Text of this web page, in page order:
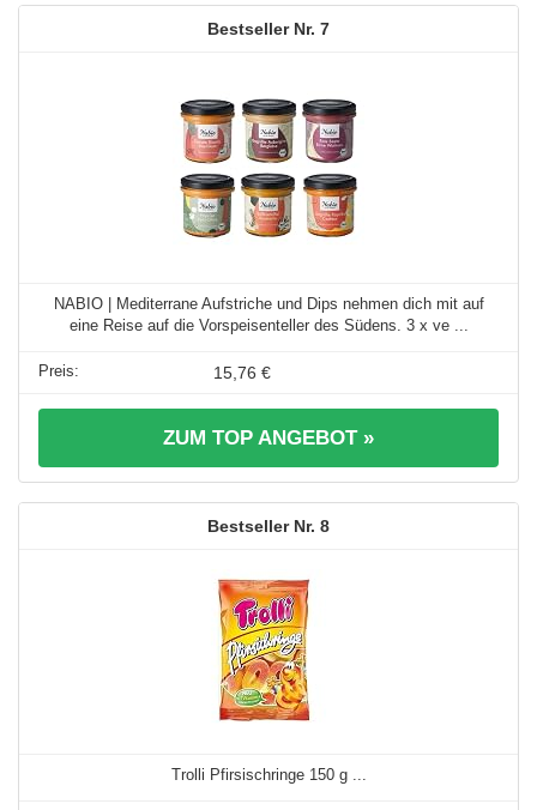
7
NABIO | Mediterrane Aufstriche und Dips nehmen dich mit auf
eine Reise auf die Vorspeisenteller des Südens. 3 x ve ...
15,76 €
ZUM TOP ANGEBOT »
8
Trolli Pfirsischringe 150 g ...